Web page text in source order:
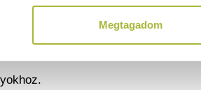
Megtagadom
(fogantyúkkal).
leolvasztással, a kamra felett